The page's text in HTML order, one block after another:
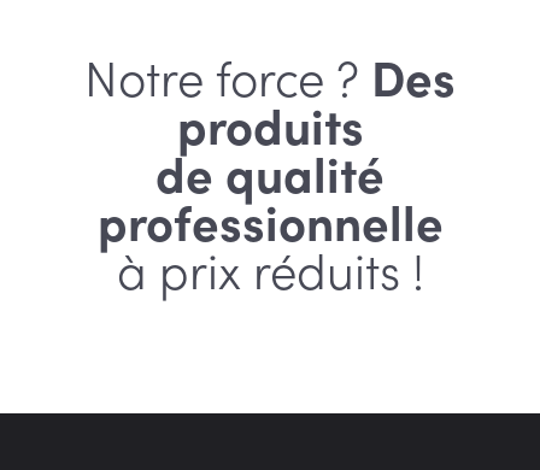
Notre force ? Des
produits
de qualité
professionnelle
à prix réduits !